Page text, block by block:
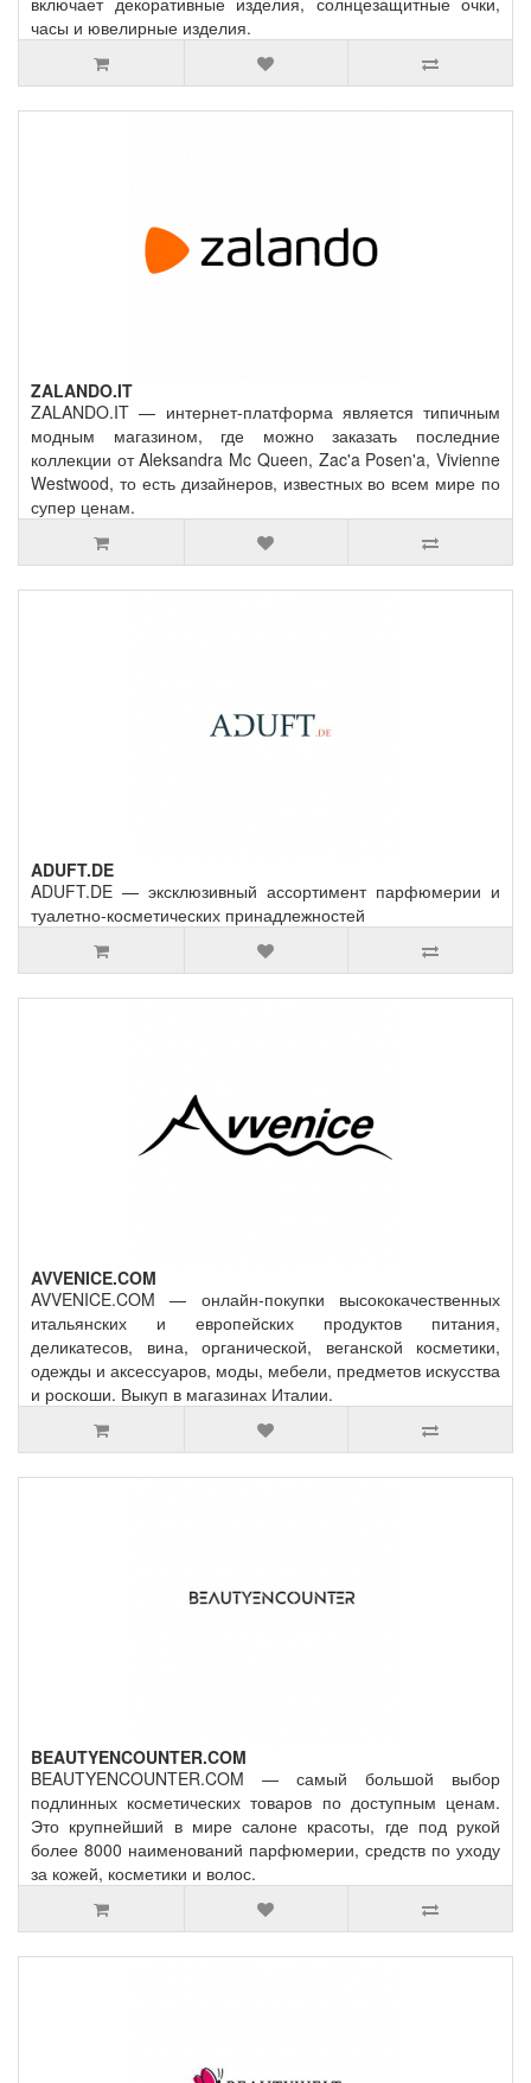
часы и ювелирные изделия.
ZALANDO.IT
ZALANDO.IT — интернет-платформа является типичным
модным магазином, где можно заказать последние
коллекции от Aleksandra Mc Queen, Zac'a Posen'a, Vivienne
Westwood, то есть дизайнеров, известных во всем мире по
супер ценам.
ADUFT.DE
ADUFT.DE — эксклюзивный ассортимент парфюмерии и
туалетно-косметических принадлежностей
AVVENICE.COM
AVVENICE.COM — онлайн-покупки высококачественных
итальянских и европейских продуктов питания,
деликатесов, вина, органической, веганской косметики,
одежды и аксессуаров, моды, мебели, предметов искусства
и роскоши. Выкуп в магазинах Италии.
BEAUTYENCOUNTER.COM
BEAUTYENCOUNTER.COM — самый большой выбор
подлинных косметических товаров по доступным ценам.
Это крупнейший в мире салоне красоты, где под рукой
более 8000 наименований парфюмерии, средств по уходу
за кожей, косметики и волос.